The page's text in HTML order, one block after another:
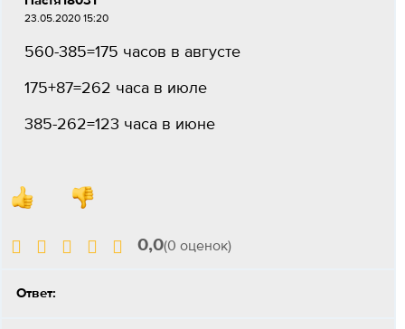
23.05.2020 15:20
560-385=175 часов в августе
175+87=262 часа в июле
385-262=123 часа в июне
0,0(0 оценок)
Ответ: